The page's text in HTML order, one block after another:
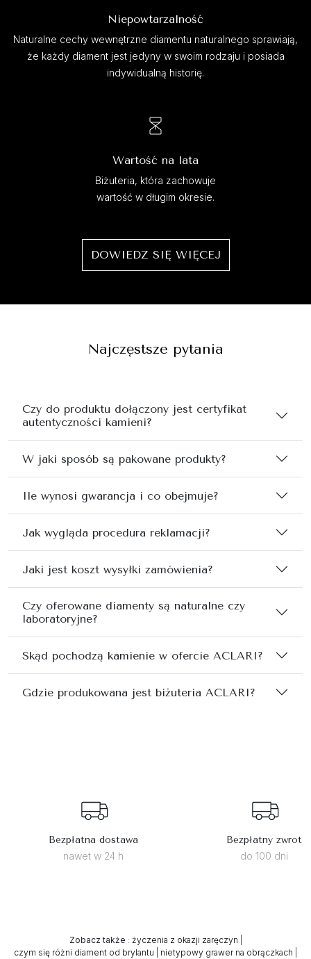
Niepowtarzalność
Naturalne cechy wewnętrzne diamentu naturalnego sprawiają,
że każdy diament jest jedyny w swoim rodzaju i posiada
indywidualną historię.
Wartość na lata
Biżuteria, która zachowuje
wartość w długim okresie.
DOWIEDZ SIĘ WIĘCEJ
Najczęstsze pytania
Czy do produktu dołączony jest certyfikat
autentyczności kamieni?
W jaki sposób są pakowane produkty?
Ile wynosi gwarancja i co obejmuje?
Jak wygląda procedura reklamacji?
Jaki jest koszt wysyłki zamówienia?
Czy oferowane diamenty są naturalne czy
laboratoryjne?
Skąd pochodzą kamienie w ofercie ACLARI?
Gdzie produkowana jest biżuteria ACLARI?
Bezpłatna dostawa
nawet w 24 h
Bezpłatny zwrot
do 100 dni
Zobacz także : życzenia z okazji zaręczyn
czym się różni diament od brylantu
nietypowy grawer na obrączkach